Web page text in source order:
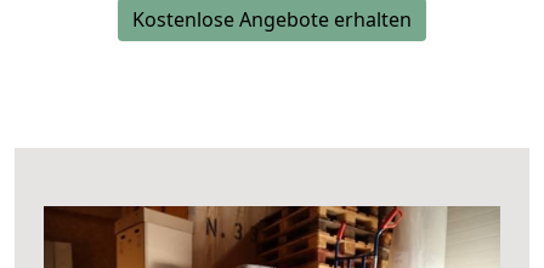
Kostenlose Angebote erhalten